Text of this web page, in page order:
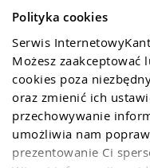
Polityka cookies
Serwis
Możesz
cookies poza
oraz zmienić ich
przechowywanie
umożliwia nam
prezentowanie Ci